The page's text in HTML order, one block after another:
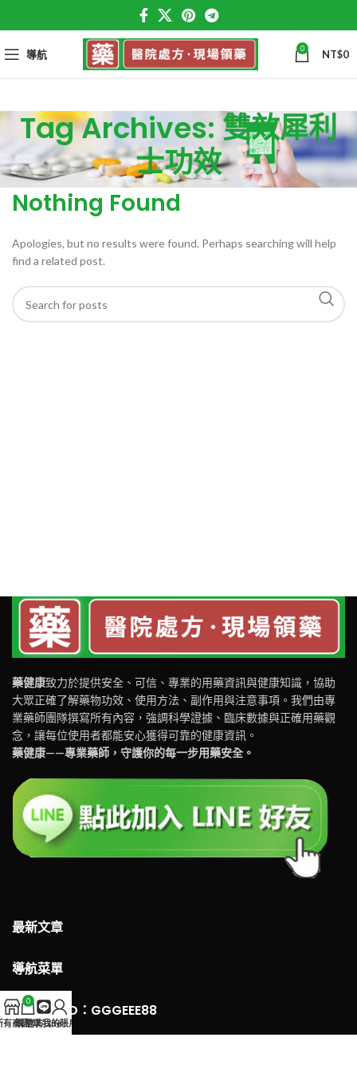
導航 0 NT$0
Tag Archives: 雙效犀利
士功效
Nothing Found
Apologies, but no results were found. Perhaps searching will help
find a related post.
藥健康致力於提供安全、可信、專業的用藥資訊與健康知識，協助
大眾正確了解藥物功效、使用方法、副作用與注意事項。我們由專
業藥師團隊撰寫所有內容，強調科學證據、臨床數據與正確用藥觀
念，讓每位使用者都能安心獲得可靠的健康資訊。
藥健康——專業藥師，守護你的每一步用藥安全。
最新文章
導航菜單
LINE 客服ID：GGGEEE88
有商品
0
購物車官方Line
我的賬戶